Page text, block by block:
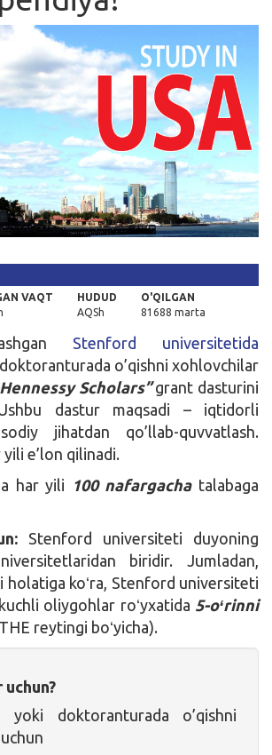
VAQT
HUDUD
AQSh
O'QILGAN
81688 marta
Stenford universitetida
o’qishni xohlovchilar
Scholars”grant dasturini
dastur maqsadi – iqtidorli
jihatdan qo’llab-quvvatlash.
e’lon qilinadi.
har yili 100 nafargachatalabaga
Stenford universiteti duyoning
biridir. Jumladan,
holatiga koʻra, Stenford universiteti
oliygohlar roʻyxatida 5-oʻrinni
reytingi boʻyicha).
yoki doktoranturada o’qishni